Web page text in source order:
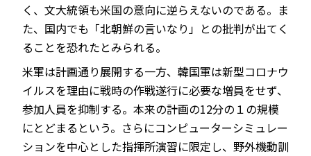
く、文大統領も米国の意向に逆らえないのである。ま
た、国内でも「北朝鮮の言いなり」との批判が出てく
ることを恐れたとみられる。
米軍は計画通り展開する一方、韓国軍は新型コロナウ
イルスを理由に戦時の作戦遂行に必要な増員をせず、
参加人員を抑制する。本来の計画の12分の１の規模
にとどまるという。さらにコンピューターシミュレー
ションを中心とした指揮所演習に限定し、野外機動訓